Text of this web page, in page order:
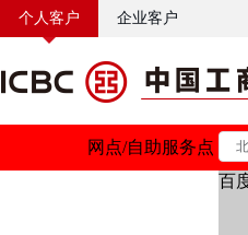
个人客户 企业客户
网点/自助服务点
百